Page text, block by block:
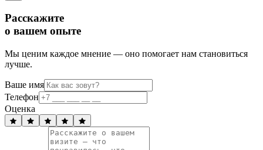
Расскажите
о вашем опыте
Мы ценим каждое мнение — оно помогает нам становиться
лучше.
Ваше имя
Телефон
Оценка